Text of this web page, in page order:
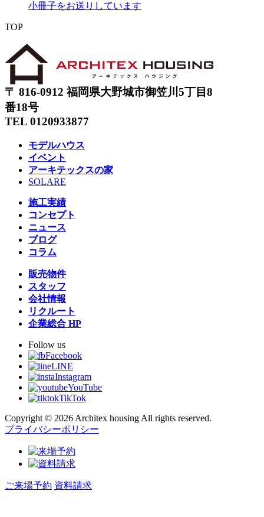
小冊子をお送りしています
TOP
〒 816-0912 福岡県大野城市御笠川5丁目8
番18号
TEL 0120933877
モデルハウス
イベント
アーキテックスの家
SOLARE
施工実績
コンセプト
ニュース
ブログ
コラム
販売物件
スタッフ
会社情報
リクルート
企業総合 HP
Follow us
Facebook
LINE
Instagram
YouTube
TikTok
Copyright © 2026 Architex housing All rights reserved.
プライバシーポリシー
ご来場予約 資料請求